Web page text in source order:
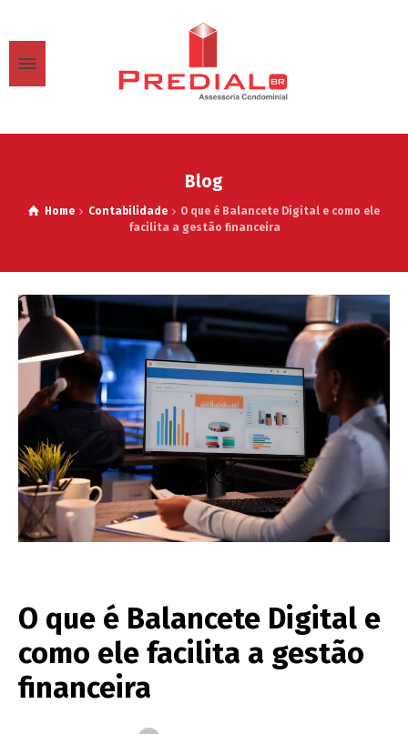
Blog
Home Contabilidade
O que é Balancete Digital e como ele
facilita a gestão financeira
O que é Balancete Digital e
como ele facilita a gestão
financeira